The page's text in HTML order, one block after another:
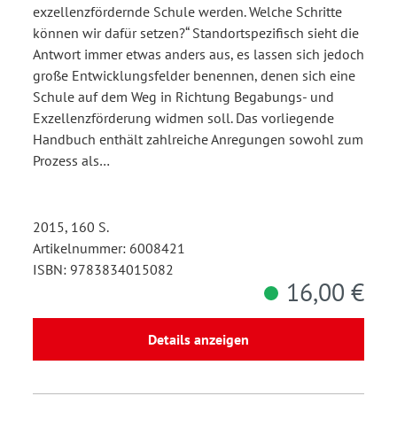
exzellenzfördernde Schule werden. Welche Schritte
können wir dafür setzen?“ Standortspezifisch sieht die
Antwort immer etwas anders aus, es lassen sich jedoch
große Entwicklungsfelder benennen, denen sich eine
Schule auf dem Weg in Richtung Begabungs- und
Exzellenzförderung widmen soll. Das vorliegende
Handbuch enthält zahlreiche Anregungen sowohl zum
Prozess als…
2015, 160 S.
Artikelnummer: 6008421
ISBN: 9783834015082
16,00 €
Details anzeigen